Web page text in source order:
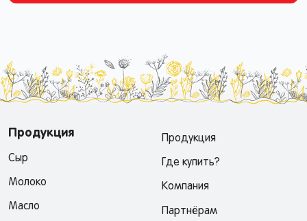
Продукция
Сыр
Молоко
Масло
Продукция
Где купить?
Компания
Партнёрам